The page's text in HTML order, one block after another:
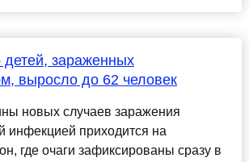
зараженных
выросло до 62 человек
новых случаев заражения
инфекцией приходится на
где очаги зафиксированы сразу в